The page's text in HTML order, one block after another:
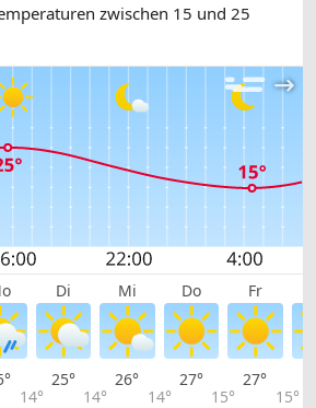
zwischen 15 und 25
Di Mi Do Fr
14°
25°
14°
26°
14°
27°
15°
27°
15°